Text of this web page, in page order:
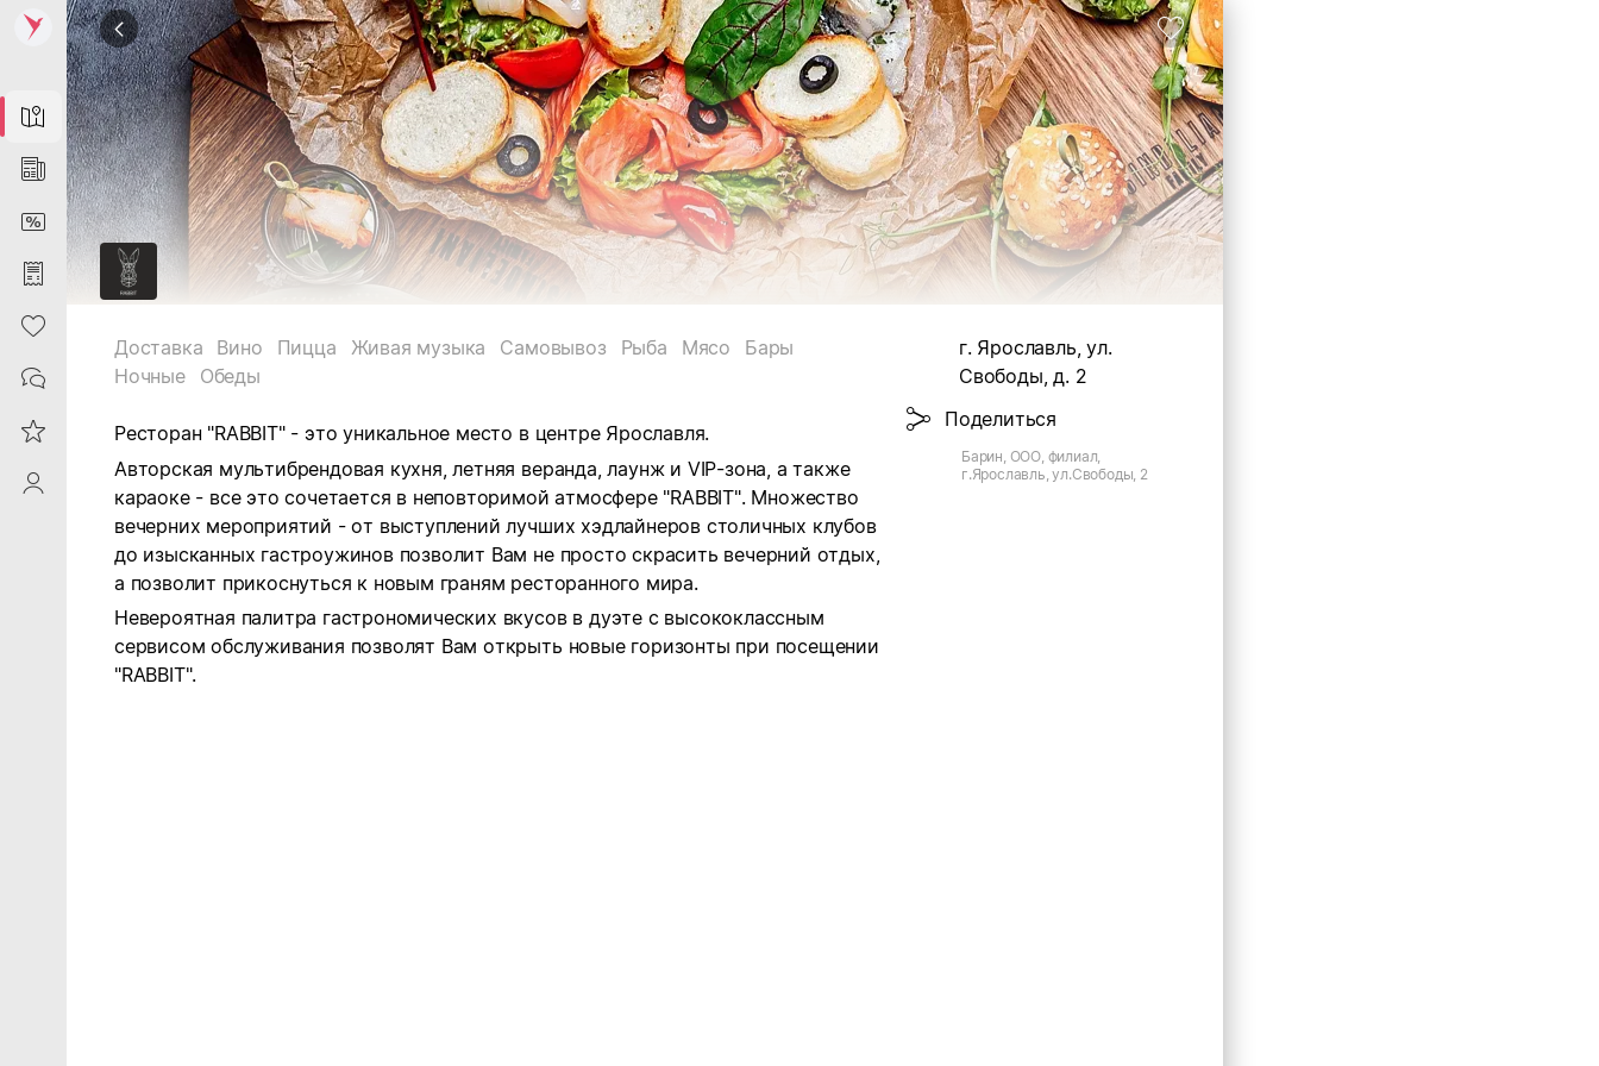
Map
News
DiscountCard
Purchases
Heart
Contacts
Reviews
ProfileSaby
Доставка Вино Пицца Живая музыка Самовывоз Рыба Мясо
Бары
Ночные
Обеды
Ресторан "RABBIT" - это уникальное место в центре Ярославля.
Авторская мультибрендовая кухня, летняя веранда, лаунж и VIP-зона, а также
караоке - все это сочетается в неповторимой атмосфере "RABBIT". Множество
вечерних мероприятий - от выступлений лучших хэдлайнеров столичных клубов
до изысканных гастроужинов позволит Вам не просто скрасить вечерний отдых,
а позволит прикоснуться к новым граням ресторанного мира.
Невероятная палитра гастрономических вкусов в дуэте с высококлассным
сервисом обслуживания позволят Вам открыть новые горизонты при посещении
"RABBIT".
г. Ярославль, ул.
Свободы, д. 2
Поделиться
Барин, ООО, филиал,
г.Ярославль, ул.Свободы, 2